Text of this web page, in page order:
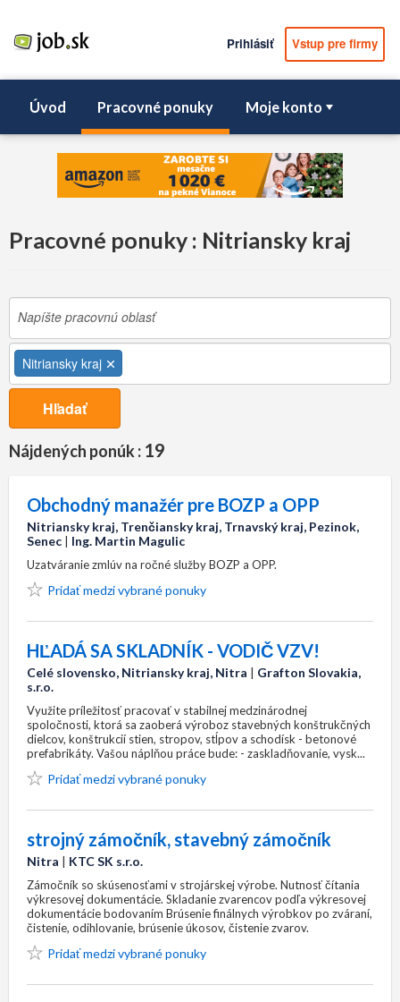
Prihlásiť Vstup pre firmy
Úvod Pracovné ponuky Moje konto
Pracovné ponuky : Nitriansky kraj
Nitriansky kraj
Hľadať
Nájdených ponúk : 19
Obchodný manažér pre BOZP a OPP
Nitriansky kraj, Trenčiansky kraj, Trnavský kraj, Pezinok,
Senec | Ing. Martin Magulic
Uzatváranie zmlúv na ročné služby BOZP a OPP.
Pridať medzi vybrané ponuky
HĽADÁ SA SKLADNÍK - VODIČ VZV!
Celé slovensko, Nitriansky kraj, Nitra | Grafton Slovakia,
s.r.o.
Využite príležitosť pracovať v stabilnej medzinárodnej
spoločnosti, ktorá sa zaoberá výroboz stavebných konštrukčných
dielcov, konštrukcií stien, stropov, stĺpov a schodísk - betonové
prefabrikáty. Vašou náplňou práce bude: - zaskladňovanie, vysk...
Pridať medzi vybrané ponuky
strojný zámočník, stavebný zámočník
Nitra | KTC SK s.r.o.
Zámočník so skúsenosťami v strojárskej výrobe. Nutnosť čítania
výkresovej dokumentácie. Skladanie zvarencov podľa výkresovej
dokumentácie bodovaním ​Brúsenie finálnych výrobkov po zváraní,
čistenie, odihlovanie, brúsenie úkosov, čistenie zvarov.​
Pridať medzi vybrané ponuky